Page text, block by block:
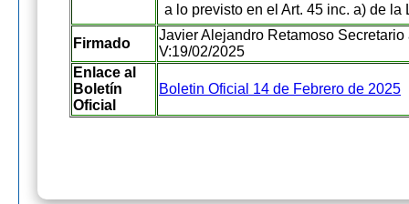
a lo previsto en el Art. 45 inc. a) de la
Firmado
Javier Alejandro Retamoso Secretario
V:19/02/2025
Enlace al
Boletín
Oficial
Boletin Oficial 14 de Febrero de 2025